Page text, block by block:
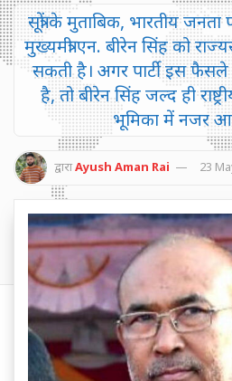
सूत्रों के मुताबिक, भारतीय जनता
मुख्यमंत्री एन. बीरेन सिंह को
सकती है। अगर पार्टी इस
है, तो बीरेन सिंह जल्द ही
भूमिका में नजर
द्वाराAyush Aman Rai 23